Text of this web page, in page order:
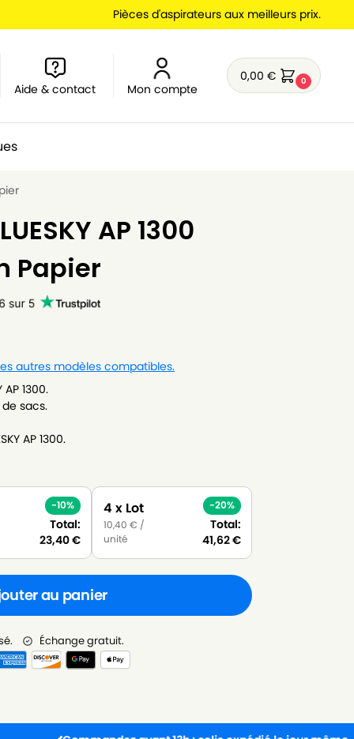
Pièces d'aspirateurs aux meilleurs prix.
Aide & contact Mon compte
0,00€ 0
AP 1300
Papier
autres modèles compatibles.
1300.
sacs.
AP 1300.
-10%
Total:
23,40€
4 x Lot
10,40 € /
unité
-20%
Total:
41,62€
au panier
Échange gratuit.